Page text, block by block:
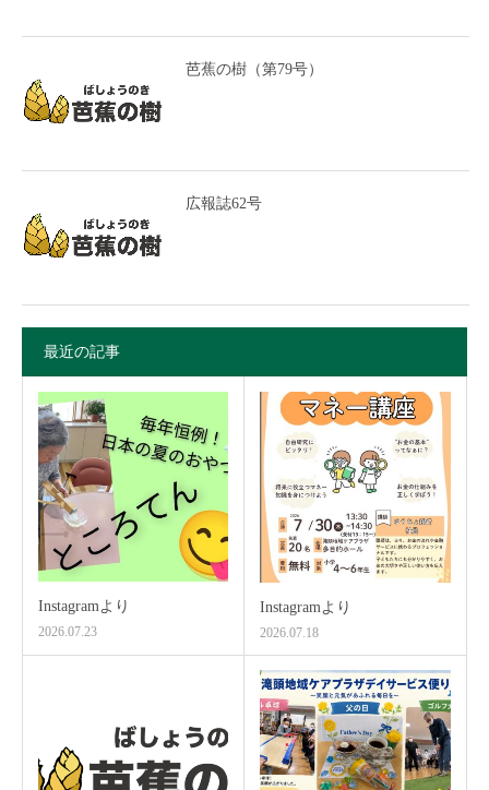
芭蕉の樹（第79号）
広報誌62号
最近の記事
Instagramより
2026.07.23
Instagramより
2026.07.18